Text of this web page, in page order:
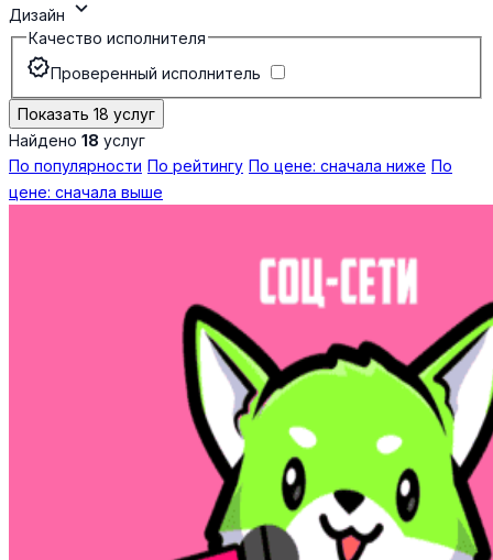
Дизайн expand_more
Качество исполнителя
verifiedПроверенный исполнитель
Показать 18 услуг
Найдено 18 услуг
По популярности По рейтингу По цене: сначала ниже По
цене: сначала выше